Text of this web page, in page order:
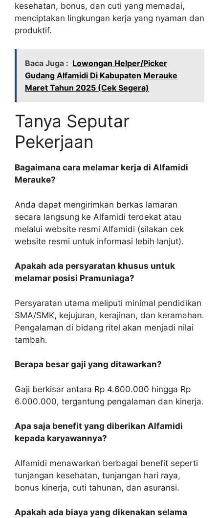
kesehatan, bonus, dan cuti yang memadai,
menciptakan lingkungan kerja yang nyaman dan
produktif.
Baca Juga : Lowongan Helper/Picker
Gudang Alfamidi Di Kabupaten Merauke
Maret Tahun 2025 (Cek Segera)
Tanya Seputar
Pekerjaan
Bagaimana cara melamar kerja di Alfamidi
Merauke?
Anda dapat mengirimkan berkas lamaran
secara langsung ke Alfamidi terdekat atau
melalui website resmi Alfamidi (silakan cek
website resmi untuk informasi lebih lanjut).
Apakah ada persyaratan khusus untuk
melamar posisi Pramuniaga?
Persyaratan utama meliputi minimal pendidikan
SMA/SMK, kejujuran, kerajinan, dan keramahan.
Pengalaman di bidang ritel akan menjadi nilai
tambah.
Berapa besar gaji yang ditawarkan?
Gaji berkisar antara Rp 4.600.000 hingga Rp
6.000.000, tergantung pengalaman dan kinerja.
Apa saja benefit yang diberikan Alfamidi
kepada karyawannya?
Alfamidi menawarkan berbagai benefit seperti
tunjangan kesehatan, tunjangan hari raya,
bonus kinerja, cuti tahunan, dan asuransi.
Apakah ada biaya yang dikenakan selama